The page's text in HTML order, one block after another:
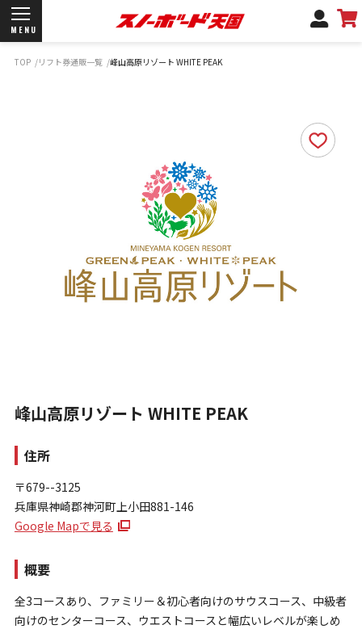
MENU
弊社名義の郵便について
新規会員登録
お問い合わせ
特定商取引法に基づく表示
TOP リフト券通販一覧 峰山高原リゾート WHITE PEAK
峰山高原リゾート WHITE PEAK
住所
〒679--3125
兵庫県神崎郡神河町上小田881-146
Google Mapで見る
概要
全3コースあり、ファミリー＆初心者向けのサウスコース、中級者
向けのセンターコース、ウエストコースと幅広いレベルが楽しめ